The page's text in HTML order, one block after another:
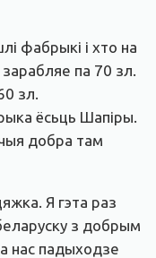
фабрыкі і хто на
па 70 зл.
зл.
ёсьць Шапіры.
добра там
Я гэта раз
з добрым
нас падыходзе